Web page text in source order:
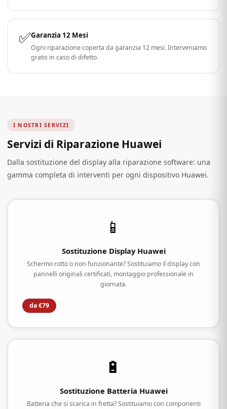
✅Garanzia 12 Mesi
Ogni riparazione coperta da garanzia 12 mesi. Interveniamo
gratis in caso di difetto.
I NOSTRI SERVIZI
Servizi di Riparazione Huawei
Dalla sostituzione del display alla riparazione software: una
gamma completa di interventi per ogni dispositivo Huawei.
📱
Sostituzione Display Huawei
Schermo rotto o non funzionante? Sostituiamo il display con
pannelli originali certificati, montaggio professionale in
giornata.
da €79
🔋
Sostituzione Batteria Huawei
Batteria che si scarica in fretta? Sostituiamo con componenti